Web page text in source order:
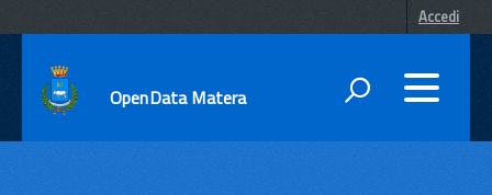
Accedi
OpenData Matera